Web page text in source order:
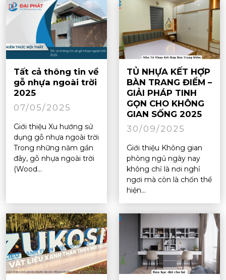
Tất cả thông tin về
gỗ nhựa ngoài trời
2025
07/05/2025
Giới thiệu Xu hướng sử
dụng gỗ nhựa ngoài trời
Trong những năm gần
đây, gỗ nhựa ngoài trời
(Wood...
TỦ NHỰA KẾT HỢP
BÀN TRANG ĐIỂM –
GIẢI PHÁP TINH
GỌN CHO KHÔNG
GIAN SỐNG 2025
30/09/2025
Giới thiệu Không gian
phòng ngủ ngày nay
không chỉ là nơi nghỉ
ngơi mà còn là chốn thể
hiện...